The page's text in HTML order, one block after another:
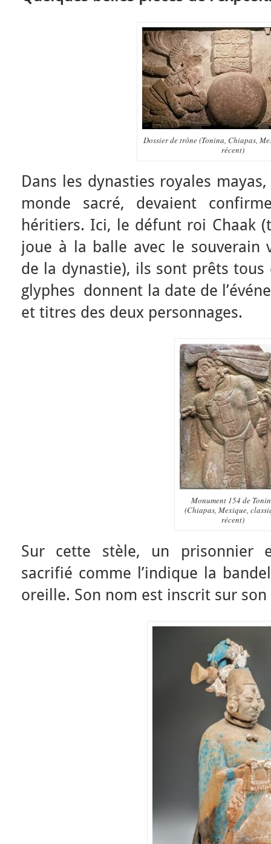
Dossier de trône (Tonina, Chiapas,
récent)
Dans les dynasties royales
monde sacré, devaient
héritiers. Ici, le défunt roi Chaak
joue à la balle avec le souverain
de la dynastie), ils sont prêts tous
glyphes donnent la date de
et titres des deux personnages.
Monument 154 de
(Chiapas, Mexique,
récent)
Sur cette stèle, un prisonnier
sacrifié comme l’indique la
oreille. Son nom est inscrit sur son